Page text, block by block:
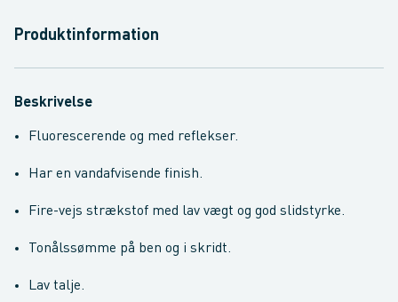
Produktinformation
Beskrivelse
Fluorescerende og med reflekser.
Har en vandafvisende finish.
Fire-vejs strækstof med lav vægt og god slidstyrke.
Tonålssømme på ben og i skridt.
Lav talje.